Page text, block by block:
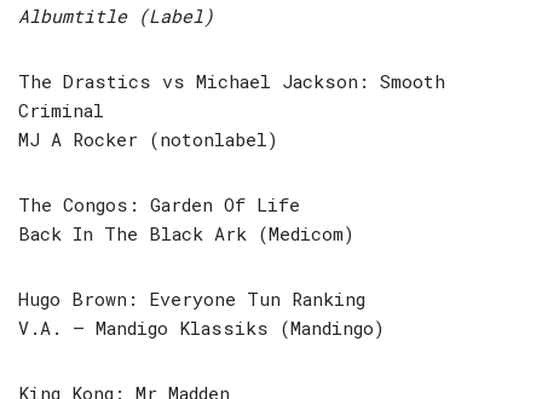
Albumtitle (Label)
The Drastics vs Michael Jackson: Smooth
Criminal
MJ A Rocker (notonlabel)
The Congos: Garden Of Life
Back In The Black Ark (Medicom)
Hugo Brown: Everyone Tun Ranking
V.A. – Mandigo Klassiks (Mandingo)
King Kong: Mr Madden